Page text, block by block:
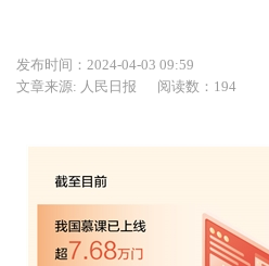
发布时间：2024-04-03 09:59
文章来源: 人民日报
阅读数：194